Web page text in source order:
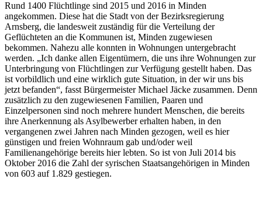
Rund 1400 Flüchtlinge sind 2015 und 2016 in Minden
angekommen. Diese hat die Stadt von der Bezirksregierung
Arnsberg, die landesweit zuständig für die Verteilung der
Geflüchteten an die Kommunen ist, Minden zugewiesen
bekommen. Nahezu alle konnten in Wohnungen untergebracht
werden. „Ich danke allen Eigentümern, die uns ihre Wohnungen zur
Unterbringung von Flüchtlingen zur Verfügung gestellt haben. Das
ist vorbildlich und eine wirklich gute Situation, in der wir uns bis
jetzt befanden“, fasst Bürgermeister Michael Jäcke zusammen. Denn
zusätzlich zu den zugewiesenen Familien, Paaren und
Einzelpersonen sind noch mehrere hundert Menschen, die bereits
ihre Anerkennung als Asylbewerber erhalten haben, in den
vergangenen zwei Jahren nach Minden gezogen, weil es hier
günstigen und freien Wohnraum gab und/oder weil
Familienangehörige bereits hier lebten. So ist von Juli 2014 bis
Oktober 2016 die Zahl der syrischen Staatsangehörigen in Minden
von 603 auf 1.829 gestiegen.